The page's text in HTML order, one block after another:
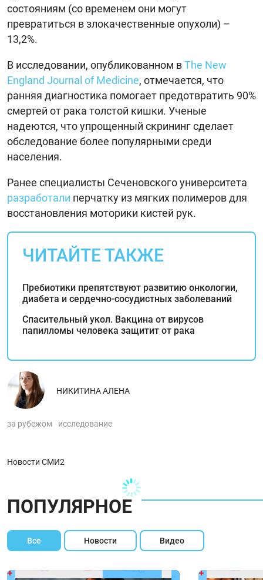
состояниям (со временем они могут
превратиться в злокачественные опухоли) –
13,2%.
В исследовании, опубликованном вThe New
England Journal of Medicine, отмечается, что
ранняя диагностика помогает предотвратить 90%
смертей от рака толстой кишки. Ученые
надеются, что упрощенный скрининг сделает
обследование более популярными среди
населения.
Ранее специалисты Сеченовского университета
разработали перчатку из мягких полимеров для
восстановления моторики кистей рук.
ЧИТАЙТЕ ТАКЖЕ
Пребиотики препятствуют развитию онкологии,
диабета и сердечно-сосудистных заболеваний
Спасительный укол. Вакцина от вирусов
папилломы человека защитит от рака
НИКИТИНА АЛЕНА
за рубежом исследование
Новости СМИ2
ПОПУЛЯРНОЕ
Все Новости Видео